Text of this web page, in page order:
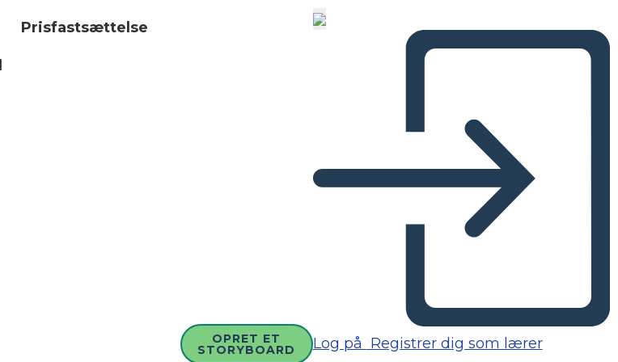
Prisfastsættelse
OPRET ET
STORYBOARD Log på Registrer dig som lærer